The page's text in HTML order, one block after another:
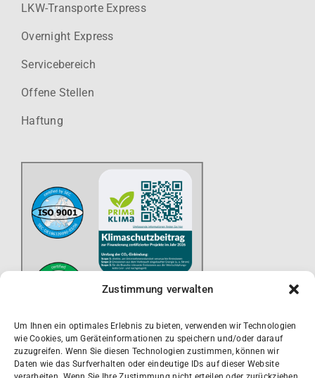
Zustimmung verwalten
Um Ihnen ein optimales Erlebnis zu bieten, verwenden wir Technologien
wie Cookies, um Geräteinformationen zu speichern und/oder darauf
zuzugreifen. Wenn Sie diesen Technologien zustimmen, können wir
Daten wie das Surfverhalten oder eindeutige IDs auf dieser Website
LKW-Transporte Express
Overnight Express
Servicebereich
Offene Stellen
Haftung